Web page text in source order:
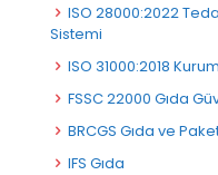
ISO 28000:2022
Sistemi
ISO 31000:2018
FSSC 22000 Gıda
BRCGS Gıda ve
IFS Gıda